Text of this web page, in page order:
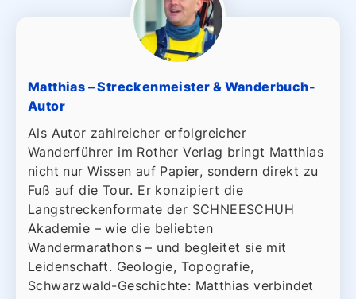
Matthias – Streckenmeister & Wanderbuch-
Autor
Als Autor zahlreicher erfolgreicher
Wanderführer im Rother Verlag bringt Matthias
nicht nur Wissen auf Papier, sondern direkt zu
Fuß auf die Tour. Er konzipiert die
Langstreckenformate der SCHNEESCHUH
Akademie – wie die beliebten
Wandermarathons – und begleitet sie mit
Leidenschaft. Geologie, Topografie,
Schwarzwald-Geschichte: Matthias verbindet